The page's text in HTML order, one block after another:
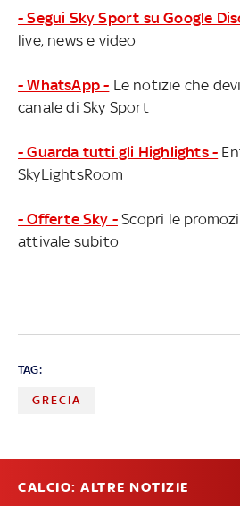
- Segui Sky Sport su Google
live, news e video
- WhatsApp - Le notizie che
canale di Sky Sport
- Guarda tutti gli Highlights -
SkyLightsRoom
- Offerte Sky - Scopri le
attivale subito
TAG:
GRECIA
CALCIO: ALTRE NOTIZIE